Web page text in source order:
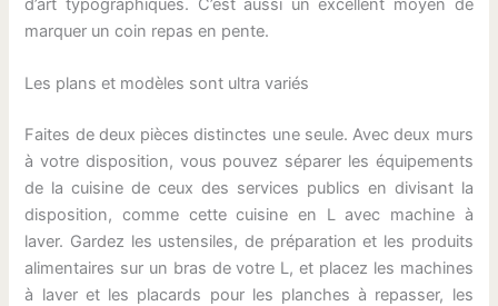
marquer un coin repas en pente.
Les plans et modèles sont ultra variés
Faites de deux pièces distinctes une seule. Avec deux murs
à votre disposition, vous pouvez séparer les équipements
de la cuisine de ceux des services publics en divisant la
disposition, comme cette cuisine en L avec machine à
laver. Gardez les ustensiles, de préparation et les produits
alimentaires sur un bras de votre L, et placez les machines
à laver et les placards pour les planches à repasser, les